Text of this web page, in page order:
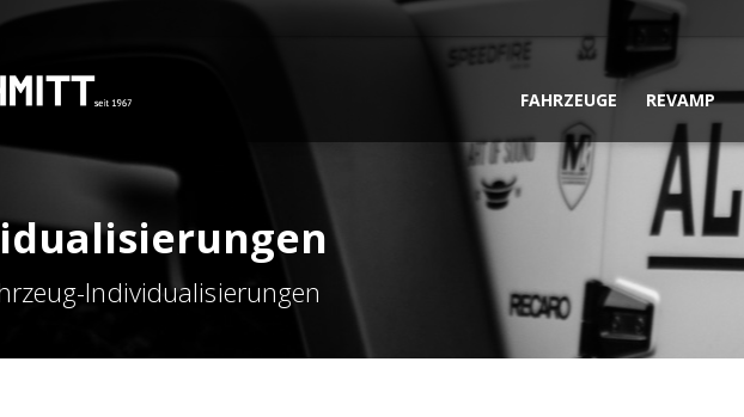
FAHRZEUGE REVAMP
Individualisierungen